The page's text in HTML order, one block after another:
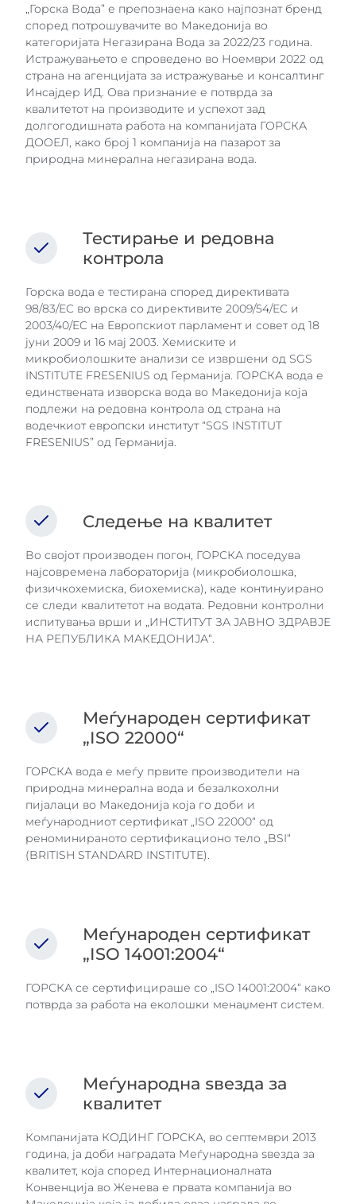
„Горска Вода” е препознаена како најпознат бренд
според потрошувачите во Македонија во
категоријата Негазирана Вода за 2022/23 година.
Истражувањето е спроведено во Ноември 2022 од
страна на агенцијата за истражување и консалтинг
Инсајдер ИД. Ова признание е потврда за
квалитетот на производите и успехот зад
долгогодишната работа на компанијата ГОРСКА
ДООЕЛ, како број 1 компанија на пазарот за
природна минерална негазирана вода.
Тестирање и редовна
контрола
Горска вода е тестирана според директивата
98/83/EC во врска со директивите 2009/54/EC и
2003/40/EC на Европскиот парламент и совет од 18
јуни 2009 и 16 мај 2003. Хемиските и
микробиолошките анализи се извршени од SGS
INSTITUTE FRESENIUS од Германија. ГОРСКА вода е
единствената изворска вода во Македонија која
подлежи на редовна контрола од страна на
водечкиот европски институт “SGS INSTITUT
FRESENIUS” од Германија.
Следење на квалитет
Во својот производен погон, ГОРСКА поседува
најсовремена лабораторија (микробиолошка,
физичкохемиска, биохемиска), каде континуирано
се следи квалитетот на водата. Редовни контролни
испитувања врши и „ИНСТИТУТ ЗА ЈАВНО ЗДРАВЈЕ
НА РЕПУБЛИКА МАКЕДОНИЈА“.
Меѓународен сертификат
„ISO 22000“
ГОРСКА вода е меѓу првите производители на
природна минерална вода и безалкохолни
пијалaци во Македонија која го доби и
меѓународниот сертификат „ISO 22000“ од
реноминираното сертификационо тело „BSI“
(BRITISH STANDARD INSTITUTE).
Меѓународен сертификат
„ISO 14001:2004“
ГОРСКА се сертифицираше со „ISO 14001:2004“ како
потврда за работа на еколошки менаџмент систем.
Меѓународна ѕвезда за
квалитет
Компанијата КОДИНГ ГОРСКА, во септември 2013
година, ја доби наградата Меѓународна ѕвезда за
квалитет, која според Интернационалната
Конвенција во Женева е првата компанија во